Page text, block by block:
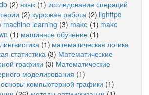
(2) язык (1) исследование операций
(2) курсовая работа (2) lighttpd
machine learning (3) make (1) make
(1) машинное обучение (1)
(1) математическая логика
статистика (3) Математические
графики (3) Математические
моделирования (1)
компьютерной графики (1)